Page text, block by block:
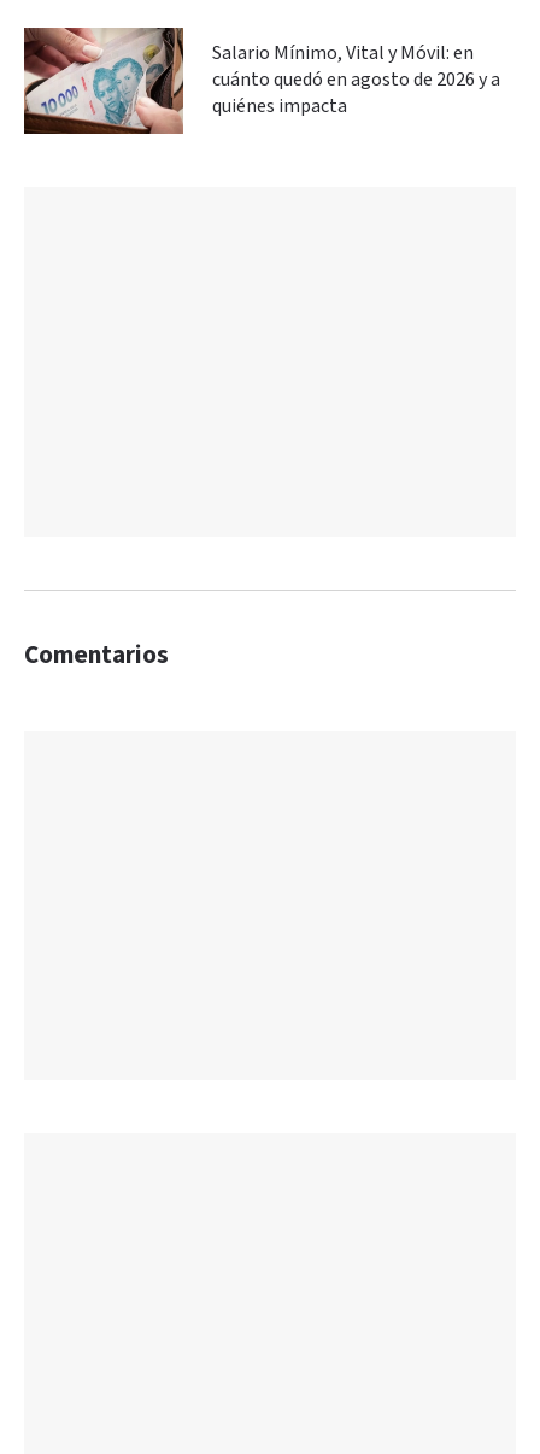
Salario Mínimo, Vital y Móvil: en
cuánto quedó en agosto de 2026 y a
quiénes impacta
Comentarios